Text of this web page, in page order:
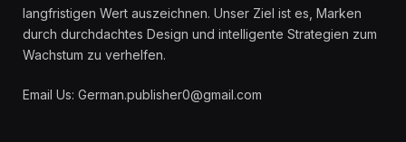
langfristigen Wert auszeichnen. Unser Ziel ist es, Marken
durch durchdachtes Design und intelligente Strategien zum
Wachstum zu verhelfen.
Email Us: German.publisher0@gmail.com